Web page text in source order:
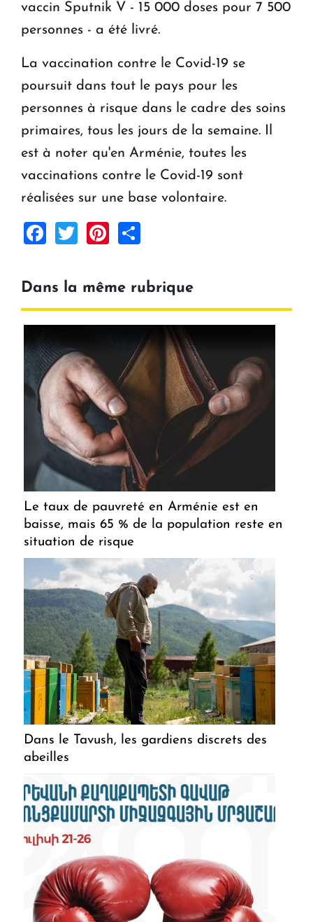
vaccin Sputnik V - 15 000 doses pour 7 500
personnes - a été livré.
La vaccination contre le Covid-19 se
poursuit dans tout le pays pour les
personnes à risque dans le cadre des soins
primaires, tous les jours de la semaine. Il
est à noter qu'en Arménie, toutes les
vaccinations contre le Covid-19 sont
réalisées sur une base volontaire.
Facebook
TwitterPinterest
Dans la même rubrique
Le taux de pauvreté en Arménie est en
baisse, mais 65 % de la population reste en
situation de risque
Dans le Tavush, les gardiens discrets des
abeilles